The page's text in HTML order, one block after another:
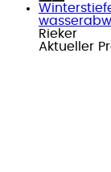
Rieker
Aktueller